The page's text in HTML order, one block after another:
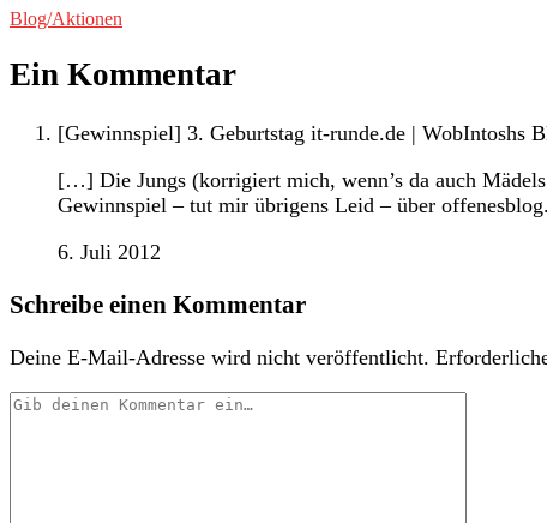
Blog/Aktionen
Ein Kommentar
[Gewinnspiel] 3. Geburtstag it-runde.de | WobIntoshs
[…] Die Jungs (korrigiert mich, wenn’s da auch
Gewinnspiel – tut mir übrigens Leid – über
6. Juli 2012
Schreibe einen Kommentar
Deine E-Mail-Adresse wird nicht veröffentlicht.
Dein